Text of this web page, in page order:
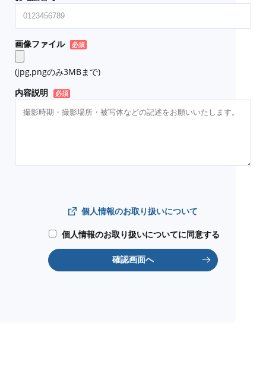
画像ファイル 必須
(jpg,pngのみ3MBまで)
内容説明
必須
個人情報のお取り扱いについて
個人情報のお取り扱いについてに同意する